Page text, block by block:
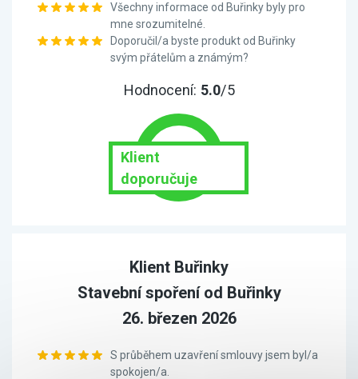
Všechny informace od Buřinky byly pro
mne srozumitelné.
Doporučil/a byste produkt od Buřinky
svým přátelům a známým?
Hodnocení: 5.0/5
Klient
doporučuje
Klient Buřinky
Stavební spoření od Buřinky
26. březen 2026
S průběhem uzavření smlouvy jsem byl/a
spokojen/a.